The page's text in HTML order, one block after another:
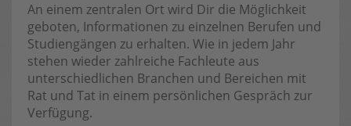
An einem zentralen Ort wird Dir die Möglichkeit
geboten, Informationen zu einzelnen Berufen und
Studiengängen zu erhalten. Wie in jedem Jahr
stehen wieder zahlreiche Fachleute aus
unterschiedlichen Branchen und Bereichen mit
Rat und Tat in einem persönlichen Gespräch zur
Verfügung.